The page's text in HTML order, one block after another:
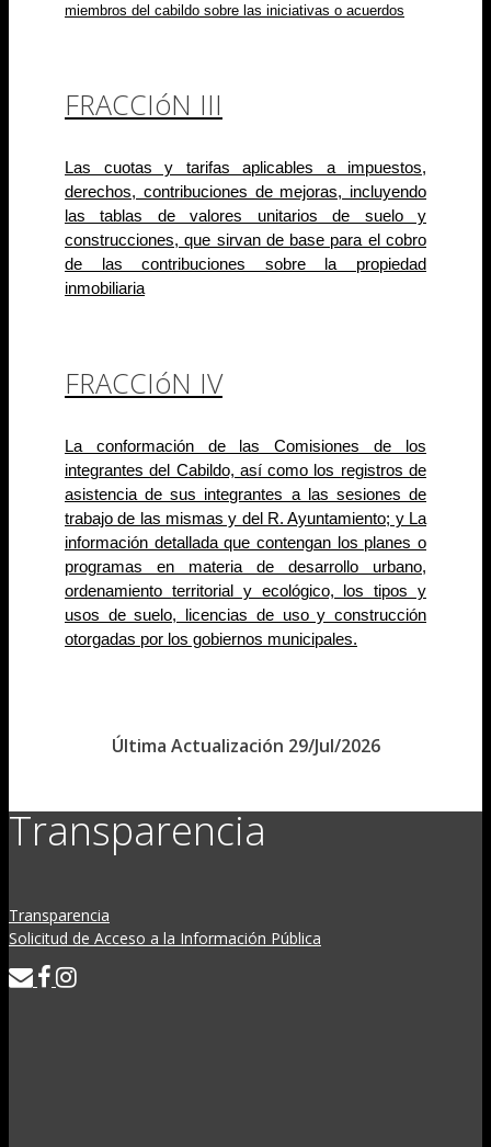
miembros del cabildo sobre las iniciativas o acuerdos
FRACCIóN III
Las cuotas y tarifas aplicables a impuestos,
derechos, contribuciones de mejoras, incluyendo
las tablas de valores unitarios de suelo y
construcciones, que sirvan de base para el cobro
de las contri­buciones sobre la propiedad
inmobiliaria
FRACCIóN IV
La conformación de las Comisiones de los
integrantes del Cabildo, así como los registros de
asistencia de sus integrantes a las sesiones de
trabajo de las mismas y del R. Ayuntamiento; y La
información detallada que contengan los planes o
programas en materia de desarrollo urbano,
ordenamiento territorial y ecológico, los tipos y
usos de suelo, licencias de uso y construcción
otorgadas por los gobiernos municipales.
Última Actualización 29/Jul/2026
Transparencia
Transparencia
Solicitud de Acceso a la Información Pública